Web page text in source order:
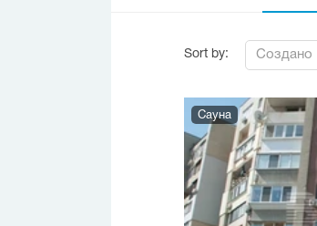
Sort by: Создано
Сауна